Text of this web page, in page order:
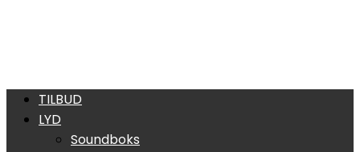
TILBUD
LYD
Soundboks